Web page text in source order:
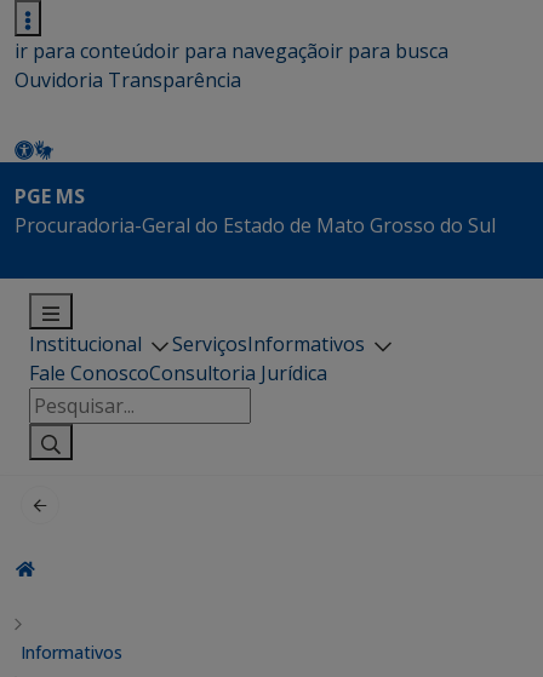
ir para conteúdoir para navegaçãoir para busca
Ouvidoria Transparência
PGE MS
Procuradoria-Geral do Estado de Mato Grosso do Sul
Institucional ServiçosInformativos
Fale ConoscoConsultoria Jurídica
Pesquisar
por:
Informativos